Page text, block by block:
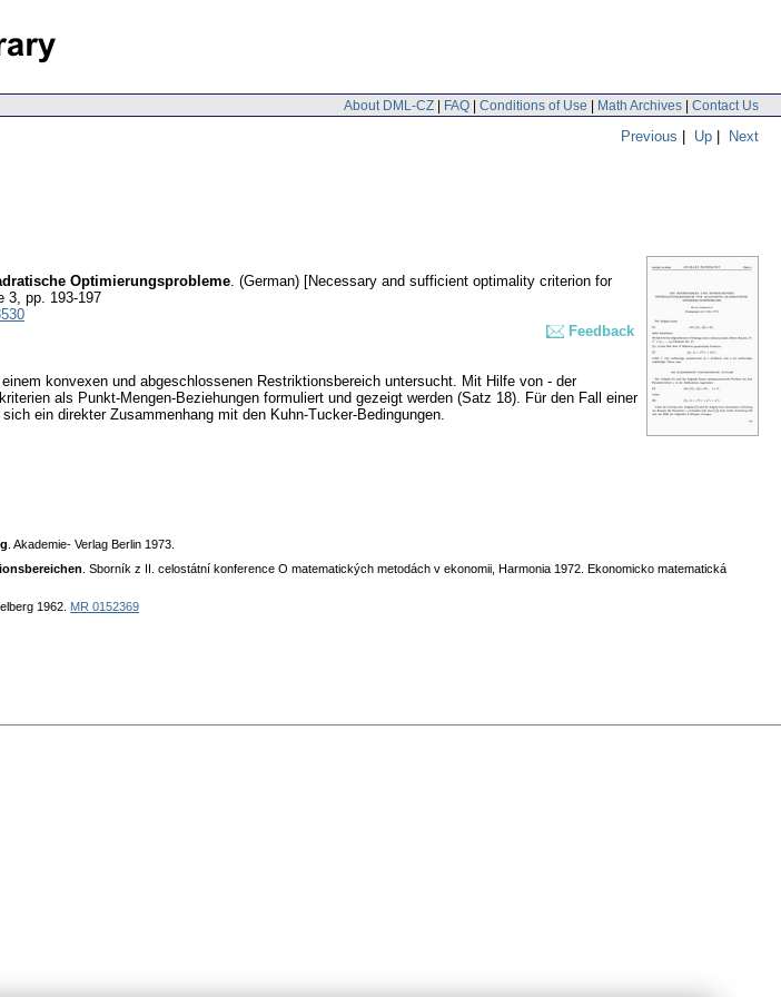
About DML-CZ | FAQ | Conditions of Use | Math Archives | Contact Us
Previous | Up | Next
Optimierungsprobleme. (German) [Necessary and sufficient optimality criterion for
3, pp. 193-197
Feedback
konvexen und abgeschlossenen Restriktionsbereich untersucht. Mit Hilfe von - der
als Punkt-Mengen-Beziehungen formuliert und gezeigt werden (Satz 18). Für den Fall einer
ein direkter Zusammenhang mit den Kuhn-Tucker-Bedingungen.
. Akademie- Verlag Berlin 1973.
. Sborník z II. celostátní konference O matematických metodách v ekonomii, Harmonia 1972. Ekonomicko matematická
1962. MR 0152369